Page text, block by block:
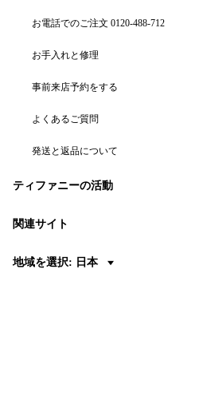
お電話でのご注文 0120-488-712
お手入れと修理
事前来店予約をする
よくあるご質問
発送と返品について
ティファニーの活動
関連サイト
地域を選択: 日本